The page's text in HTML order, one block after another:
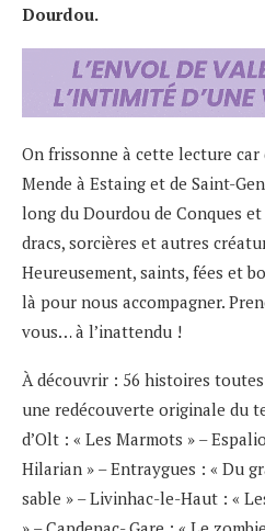
Dourdou.
On frissonne à cette lecture car
Mende à Estaing et de Saint-
long du Dourdou de Conques
dracs, sorcières et autres
Heureusement, saints, fées et
là pour nous accompagner.
vous… à l’inattendu !
À découvrir : 56 histoires
une redécouverte originale du
d’Olt : « Les Marmots » –
Hilarian » – Entraygues : « Du
sable » – Livinhac-le-Haut : «